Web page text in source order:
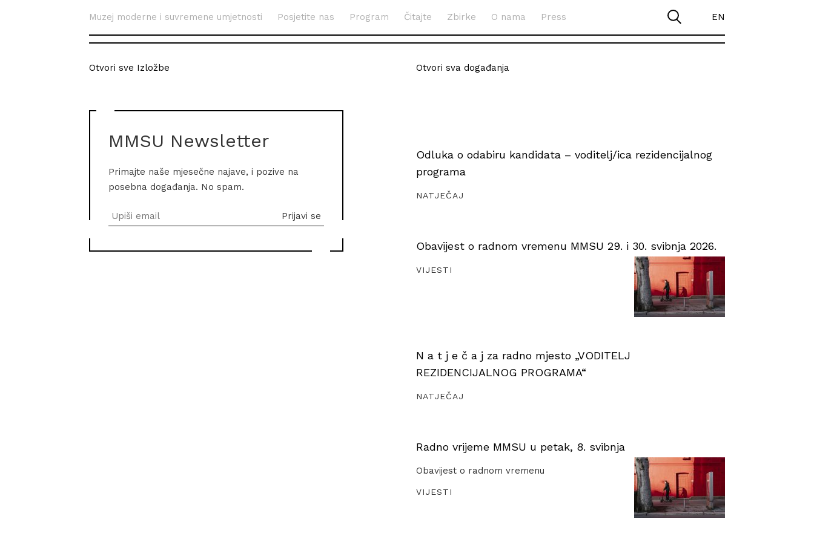
Muzej moderne i suvremene umjetnosti Posjetite nas Program Čitajte Zbirke O nama Press EN
Otvori sve Izložbe
MMSU Newsletter
Primajte naše mjesečne najave, i pozive na
posebna događanja. No spam.
Otvori sva događanja
Odluka o odabiru kandidata – voditelj/ica rezidencijalnog
programa
NATJEČAJ
Obavijest o radnom vremenu MMSU 29. i 30. svibnja 2026.
VIJESTI
N a t j e č a j za radno mjesto „VODITELJ
REZIDENCIJALNOG PROGRAMA“
NATJEČAJ
Radno vrijeme MMSU u petak, 8. svibnja
Obavijest o radnom vremenu
VIJESTI